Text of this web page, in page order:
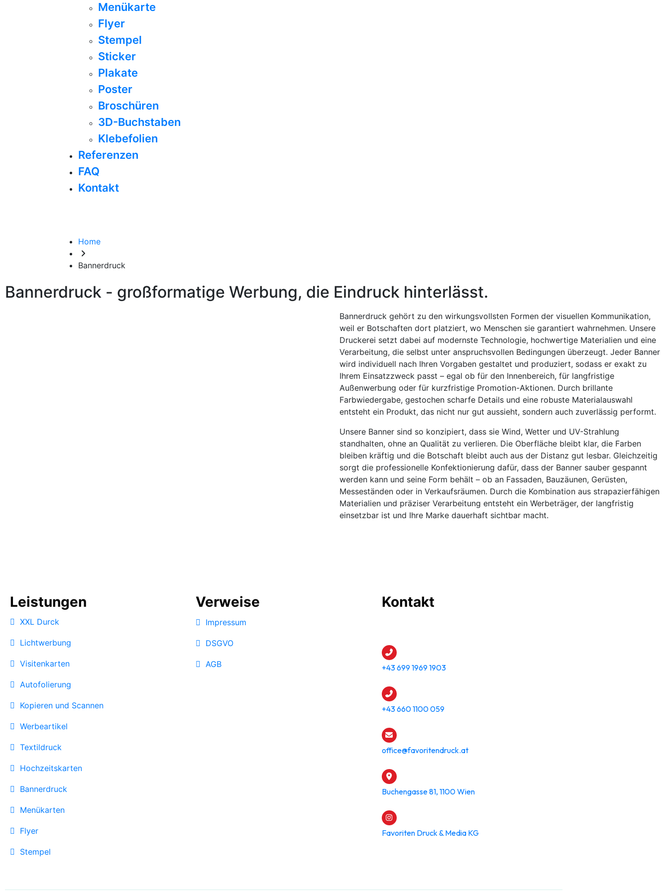
Menükarte
Flyer
Stempel
Sticker
Plakate
Poster
Broschüren
3D-Buchstaben
Klebefolien
Referenzen
FAQ
Kontakt
Home
Bannerdruck
Bannerdruck - großformatige Werbung, die Eindruck hinterlässt.
Bannerdruck gehört zu den wirkungsvollsten Formen der visuellen Kommunikation,
weil er Botschaften dort platziert, wo Menschen sie garantiert wahrnehmen. Unsere
Druckerei setzt dabei auf modernste Technologie, hochwertige Materialien und eine
Verarbeitung, die selbst unter anspruchsvollen Bedingungen überzeugt. Jeder Banner
wird individuell nach Ihren Vorgaben gestaltet und produziert, sodass er exakt zu
Ihrem Einsatzzweck passt – egal ob für den Innenbereich, für langfristige
Außenwerbung oder für kurzfristige Promotion-Aktionen. Durch brillante
Farbwiedergabe, gestochen scharfe Details und eine robuste Materialauswahl
entsteht ein Produkt, das nicht nur gut aussieht, sondern auch zuverlässig performt.
Unsere Banner sind so konzipiert, dass sie Wind, Wetter und UV-Strahlung
standhalten, ohne an Qualität zu verlieren. Die Oberfläche bleibt klar, die Farben
bleiben kräftig und die Botschaft bleibt auch aus der Distanz gut lesbar. Gleichzeitig
sorgt die professionelle Konfektionierung dafür, dass der Banner sauber gespannt
werden kann und seine Form behält – ob an Fassaden, Bauzäunen, Gerüsten,
Messeständen oder in Verkaufsräumen. Durch die Kombination aus strapazierfähigen
Materialien und präziser Verarbeitung entsteht ein Werbeträger, der langfristig
einsetzbar ist und Ihre Marke dauerhaft sichtbar macht.
Leistungen
XXL Durck
Lichtwerbung
Visitenkarten
Autofolierung
Kopieren und Scannen
Werbeartikel
Textildruck
Hochzeitskarten
Bannerdruck
Menükarten
Flyer
Stempel
Verweise
Impressum
DSGVO
AGB
Kontakt
+43 699 1969 1903
+43 660 1100 059
office@favoritendruck.at
Buchengasse 81, 1100 Wien
Favoriten Druck & Media KG